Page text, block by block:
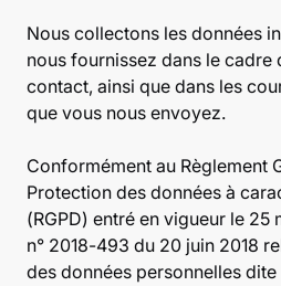
Nous collectons les données
nous fournissez dans le cadre
contact, ainsi que dans les
que vous nous envoyez.
Conformément au Règlement
Protection des données à
(RGPD) entré en vigueur le 25
n° 2018-493 du 20 juin 2018
des données personnelles dite